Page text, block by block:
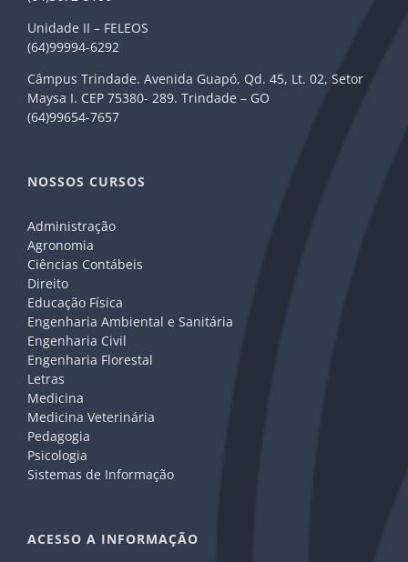
Unidade II – FELEOS
(64)99994-6292
Câmpus Trindade. Avenida Guapó, Qd. 45, Lt. 02, Setor
Maysa I. CEP 75380- 289. Trindade – GO
(64)99654-7657
NOSSOS CURSOS
Administração
Agronomia
Ciências Contábeis
Direito
Educação Física
Engenharia Ambiental e Sanitária
Engenharia Civil
Engenharia Florestal
Letras
Medicina
Medicina Veterinária
Pedagogia
Psicologia
Sistemas de Informação
ACESSO A INFORMAÇÃO